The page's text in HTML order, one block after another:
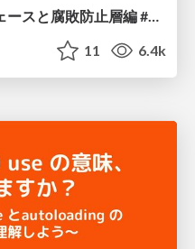
設計の考え方 - インターフェースと腐敗防止層編 #phpconfuk / Interface and Anti Corruption Layer
11 6.4k